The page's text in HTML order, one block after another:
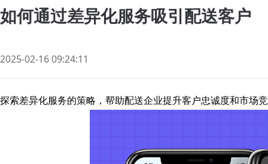
如何通过差异化服务吸引配送客户
2025-02-16 09:24:11
探索差异化服务的策略，帮助配送企业提升客户忠诚度和市场